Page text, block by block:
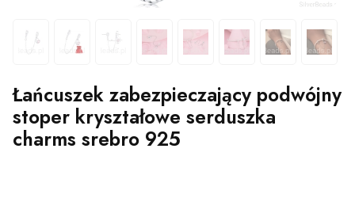
Łańcuszek zabezpieczający podwójny
stoper kryształowe serduszka
charms srebro 925